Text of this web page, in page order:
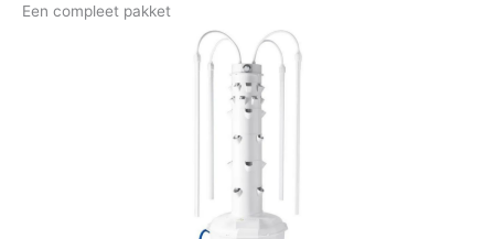
Een compleet pakket